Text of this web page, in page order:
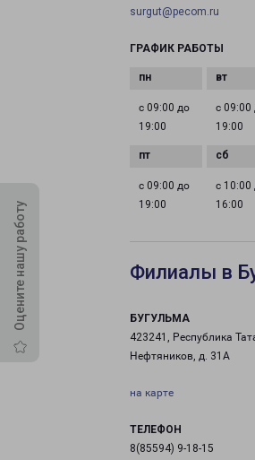
Оцените нашу работу
surgut@pecom.ru
ГРАФИК РАБОТЫ
с 09:00 до
19:00
с 09:00
19:00
с 09:00 до
19:00
с 10:00
16:00
Филиалы в
БУГУЛЬМА
423241, Республика
Нефтяников, д. 31А
на карте
ТЕЛЕФОН
8(85594) 9-18-15